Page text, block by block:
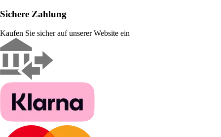
Sichere Zahlung
Kaufen Sie sicher auf unserer Website ein